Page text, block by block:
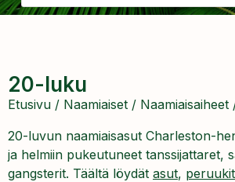
20-luku
Etusivu / Naamiaiset / Naamiaisaiheet
20-luvun naamiaisasut Charleston-
ja helmiin pukeutuneet tanssijattaret,
gangsterit. Täältä löydät asut, peruukit